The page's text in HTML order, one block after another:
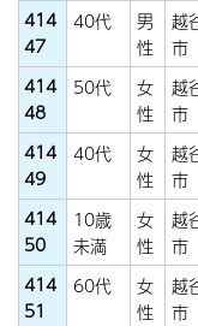
414
47
40代
男
性
越
市
414
48
50代
女
性
越
市
414
49
40代
女
性
越
市
414
50
10歳
未満
女
性
越
市
414
51
60代
女
性
越
市